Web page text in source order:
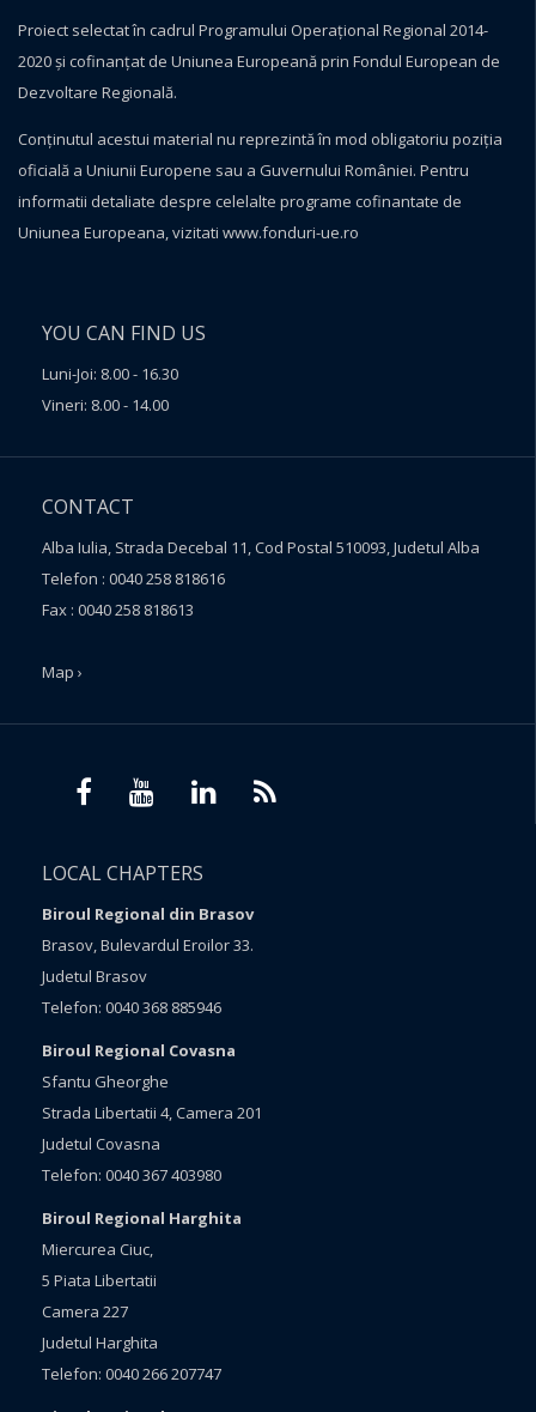
Proiect selectat în cadrul Programului Operațional Regional 2014-
2020 și cofinanțat de Uniunea Europeană prin Fondul European de
Dezvoltare Regională.
Conţinutul acestui material nu reprezintă în mod obligatoriu poziţia
oficială a Uniunii Europene sau a Guvernului României. Pentru
informatii detaliate despre celelalte programe cofinantate de
Uniunea Europeana, vizitati www.fonduri-ue.ro
YOU CAN FIND US
Luni-Joi: 8.00 - 16.30
Vineri: 8.00 - 14.00
CONTACT
Alba Iulia, Strada Decebal 11, Cod Postal 510093, Judetul Alba
Telefon : 0040 258 818616
Fax : 0040 258 818613
Map ›
LOCAL CHAPTERS
Biroul Regional din Brasov
Brasov, Bulevardul Eroilor 33.
Judetul Brasov
Telefon: 0040 368 885946
Biroul Regional Covasna
Sfantu Gheorghe
Strada Libertatii 4, Camera 201
Judetul Covasna
Telefon: 0040 367 403980
Biroul Regional Harghita
Miercurea Ciuc,
5 Piata Libertatii
Camera 227
Judetul Harghita
Telefon: 0040 266 207747